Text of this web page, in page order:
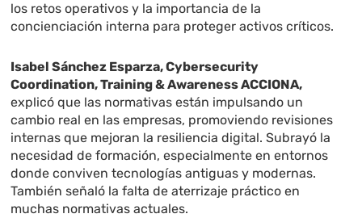
los retos operativos y la importancia de la
concienciación interna para proteger activos críticos.
Isabel Sánchez Esparza, Cybersecurity
Coordination, Training & Awareness ACCIONA,
explicó que las normativas están impulsando un
cambio real en las empresas, promoviendo revisiones
internas que mejoran la resiliencia digital. Subrayó la
necesidad de formación, especialmente en entornos
donde conviven tecnologías antiguas y modernas.
También señaló la falta de aterrizaje práctico en
muchas normativas actuales.